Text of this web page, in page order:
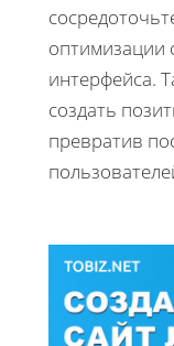
оптимизации
интерфейса.
создать
превратив